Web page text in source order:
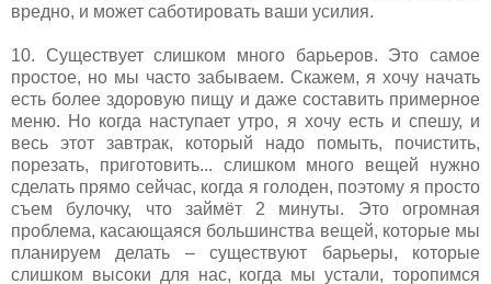
вредно, и может саботировать ваши усилия.
10. Существует слишком много барьеров. Это самое
простое, но мы часто забываем. Скажем, я хочу начать
есть более здоровую пищу и даже составить примерное
меню. Но когда наступает утро, я хочу есть и спешу, и
весь этот завтрак, который надо помыть, почистить,
порезать, приготовить... слишком много вещей нужно
сделать прямо сейчас, когда я голоден, поэтому я просто
съем булочку, что займёт 2 минуты. Это огромная
проблема, касающаяся большинства вещей, которые мы
планируем делать – существуют барьеры, которые
слишком высоки для нас, когда мы устали, торопимся